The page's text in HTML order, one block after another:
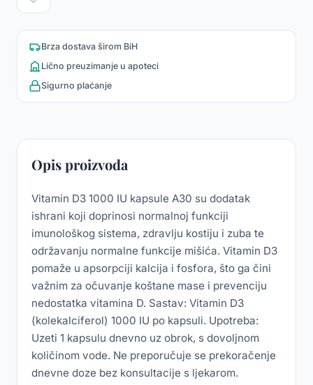
Brza dostava širom BiH
Lično preuzimanje u apoteci
Sigurno plaćanje
Opis proizvoda
Vitamin D3 1000 IU kapsule A30 su dodatak
ishrani koji doprinosi normalnoj funkciji
imunološkog sistema, zdravlju kostiju i zuba te
održavanju normalne funkcije mišića. Vitamin D3
pomaže u apsorpciji kalcija i fosfora, što ga čini
važnim za očuvanje koštane mase i prevenciju
nedostatka vitamina D. Sastav: Vitamin D3
(kolekalciferol) 1000 IU po kapsuli. Upotreba:
Uzeti 1 kapsulu dnevno uz obrok, s dovoljnom
količinom vode. Ne preporučuje se prekoračenje
dnevne doze bez konsultacije s ljekarom.